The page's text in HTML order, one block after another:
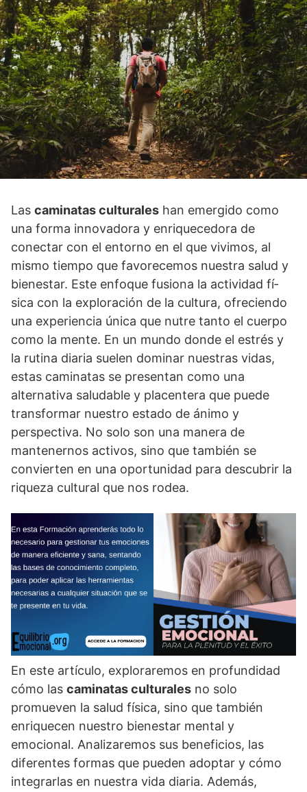
Las caminatas culturales han emergido como
una forma innovadora y enriquecedora de
conectar con el entorno en el que vivimos, al
mismo tiempo que favorecemos nuestra salud y
bienestar. Este enfoque fusiona la actividad fí­
sica con la exploración de la cultura, ofreciendo
una experiencia única que nutre tanto el cuerpo
como la mente. En un mundo donde el estrés y
la rutina diaria suelen dominar nuestras vidas,
estas caminatas se presentan como una
alternativa saludable y placentera que puede
transformar nuestro estado de ánimo y
perspectiva. No solo son una manera de
mantenernos activos, sino que también se
convierten en una oportunidad para descubrir la
riqueza cultural que nos rodea.
En este artí­culo, exploraremos en profundidad
cómo las caminatas culturales no solo
promueven la salud fí­sica, sino que también
enriquecen nuestro bienestar mental y
emocional. Analizaremos sus beneficios, las
diferentes formas que pueden adoptar y cómo
integrarlas en nuestra vida diaria. Además,